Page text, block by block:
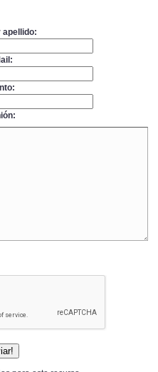
apellido: